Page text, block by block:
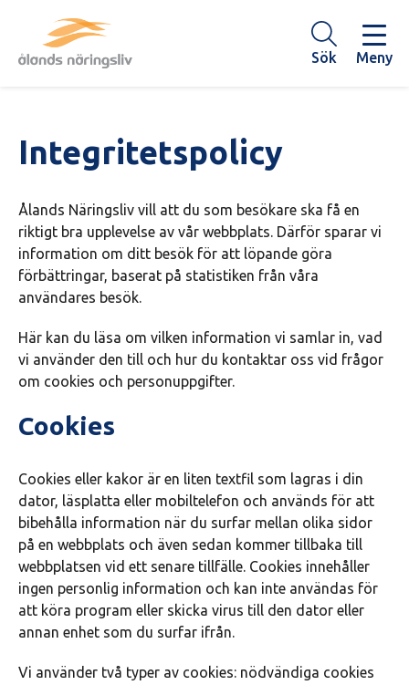
huvudinnehåll
Sök Meny
Integritetspolicy
Ålands Näringsliv vill att du som besökare ska få en
riktigt bra upplevelse av vår webbplats. Därför sparar vi
information om ditt besök för att löpande göra
förbättringar, baserat på statistiken från våra
användares besök.
Här kan du läsa om vilken information vi samlar in, vad
vi använder den till och hur du kontaktar oss vid frågor
om cookies och personuppgifter.
Cookies
Cookies eller kakor är en liten textfil som lagras i din
dator, läsplatta eller mobiltelefon och används för att
bibehålla information när du surfar mellan olika sidor
på en webbplats och även sedan kommer tillbaka till
webbplatsen vid ett senare tillfälle. Cookies innehåller
ingen personlig information och kan inte användas för
att köra program eller skicka virus till den dator eller
annan enhet som du surfar ifrån.
Vi använder två typer av cookies: nödvändiga cookies